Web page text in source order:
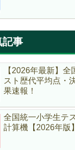
記事
【2026年最新】
スト歴代平均点・
果速報！
全国統一小学生テ
計算機【2026年版】